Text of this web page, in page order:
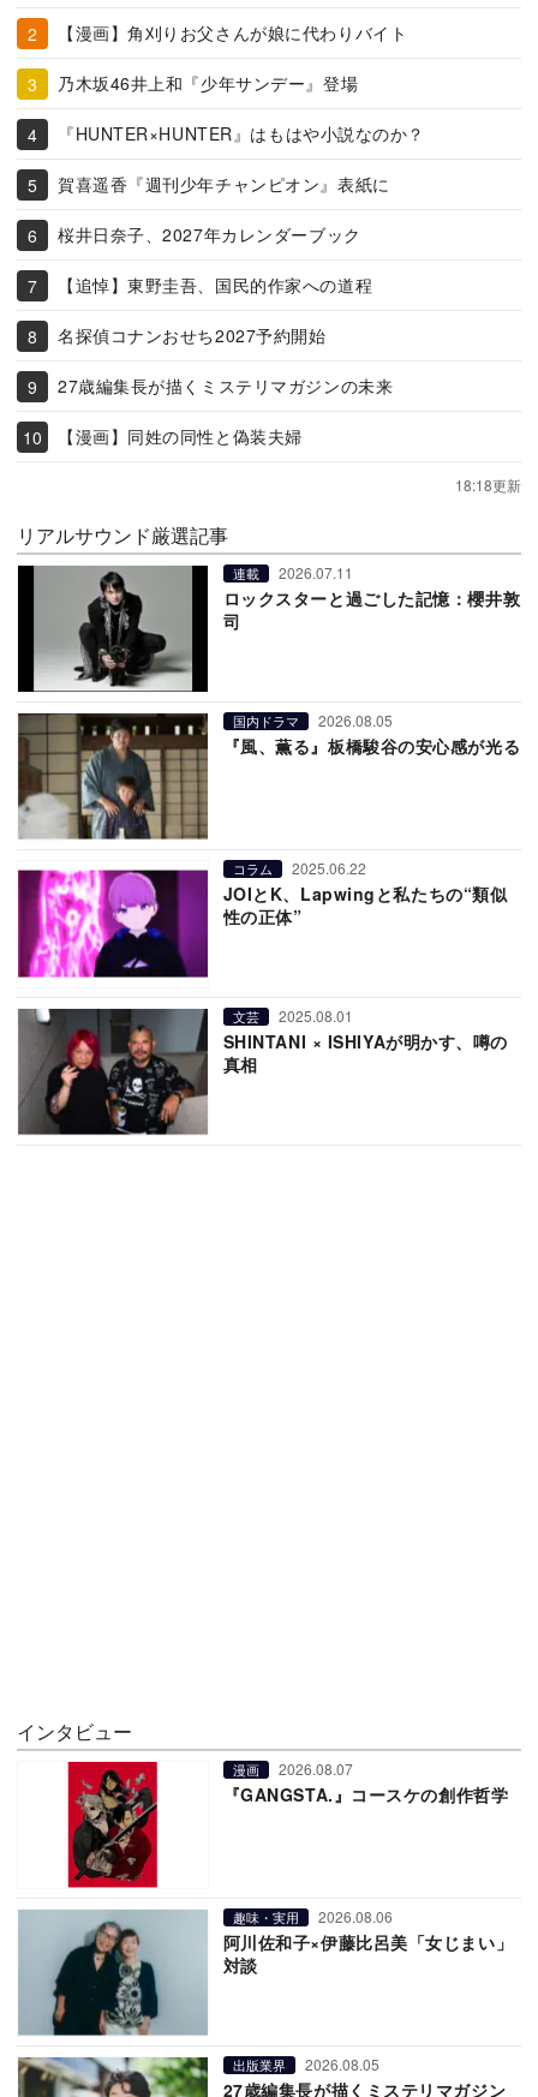
【漫画】角刈りお父さんが娘に代わりバイト
乃木坂46井上和『少年サンデー』登場
『HUNTER×HUNTER』はもはや小説なのか？
賀喜遥香『週刊少年チャンピオン』表紙に
桜井日奈子、2027年カレンダーブック
【追悼】東野圭吾、国民的作家への道程
名探偵コナンおせち2027予約開始
27歳編集長が描くミステリマガジンの未来
【漫画】同姓の同性と偽装夫婦
18:18更新
リアルサウンド厳選記事
連載 2026.07.11
ロックスターと過ごした記憶：櫻井敦
司
国内ドラマ 2026.08.05
『風、薫る』板橋駿谷の安心感が光る
コラム 2025.06.22
JOIとK、Lapwingと私たちの“類似
性の正体”
文芸 2025.08.01
SHINTANI × ISHIYAが明かす、噂の
真相
インタビュー
漫画 2026.08.07
『GANGSTA.』コースケの創作哲学
趣味・実用 2026.08.06
阿川佐和子×伊藤比呂美「女じまい」
対談
出版業界 2026.08.05
27歳編集長が描くミステリマガジン